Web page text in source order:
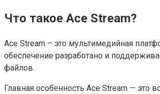
Что такое Ace Stream?
Ace Stream – это мультимедийная
обеспечение разработано и
файлов.
Главная особенность Ace Stream — это